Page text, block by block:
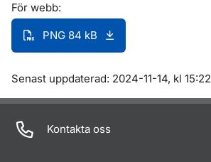
För webb:
PNG 84 kB
Om sidan
Senast uppdaterad: 2024-11-14, kl 15:22
Kontakta oss